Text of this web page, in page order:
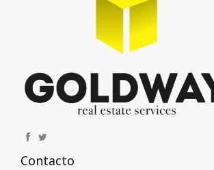
8
Ver Detalles
Plaza Santa Isabel Alpes Norte Saltillo
Contacto